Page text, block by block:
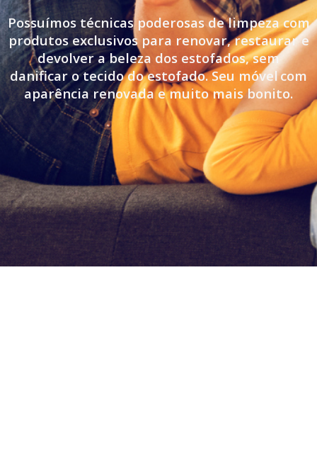
Possuímos técnicas poderosas de limpeza com
produtos exclusivos para renovar, restaurar e
devolver a beleza dos estofados, sem
danificar o tecido do estofado. Seu móvelcom
aparência renovada e muito mais bonito.